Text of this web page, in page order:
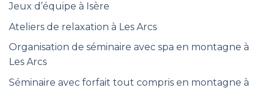
Jeux d’équipe à Isère
Ateliers de relaxation à Les Arcs
Organisation de séminaire avec spa en montagne à
Les Arcs
Séminaire avec forfait tout compris en montagne à